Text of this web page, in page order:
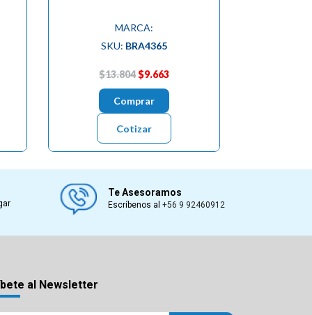
MARCA:
SKU: BRA4365
$13.804$9.663
Comprar
Cotizar
Te Asesoramos
Escríbenos al+56 9 92460912
al Newsletter